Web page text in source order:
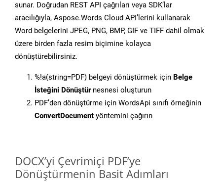
sunar. Doğrudan REST API çağrıları veya SDK’lar
aracılığıyla, Aspose.Words Cloud API’lerini kullanarak
Word belgelerini JPEG, PNG, BMP, GIF ve TIFF dahil olmak
üzere birden fazla resim biçimine kolayca
dönüştürebilirsiniz.
%!a(string=PDF) belgeyi dönüştürmek için Belge
İsteğini Dönüştürnesnesi oluşturun
PDF’den dönüştürme için WordsApi sınıfı örneğinin
ConvertDocument yöntemini çağırın
DOCX’yi Çevrimiçi PDF’ye
Dönüştürmenin Basit Adımları